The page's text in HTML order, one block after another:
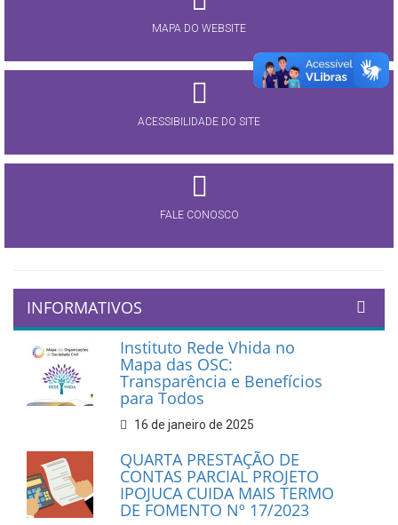
MAPA DO WEBSITE
ACESSIBILIDADE DO SITE
FALE CONOSCO
INFORMATIVOS
Instituto Rede Vhida no
Mapa das OSC:
Transparência e Benefícios
para Todos
16 de janeiro de 2025
QUARTA PRESTAÇÃO DE
CONTAS PARCIAL PROJETO
IPOJUCA CUIDA MAIS TERMO
DE FOMENTO Nº 17/2023